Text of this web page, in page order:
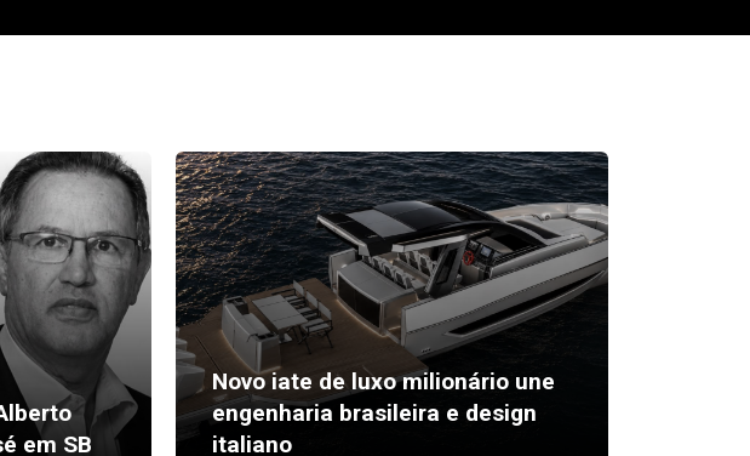
em SB
Novo iate de luxo milionário une
engenharia brasileira e design
italiano